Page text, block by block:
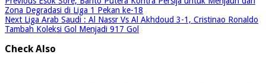
Zona Degradasi di Liga 1 Pekan ke-18
Next Liga Arab Saudi : Al Nassr Vs Al Akhdoud 3-1, Cristinao Ronaldo
Tambah Koleksi Gol Menjadi 917 Gol
Check Also